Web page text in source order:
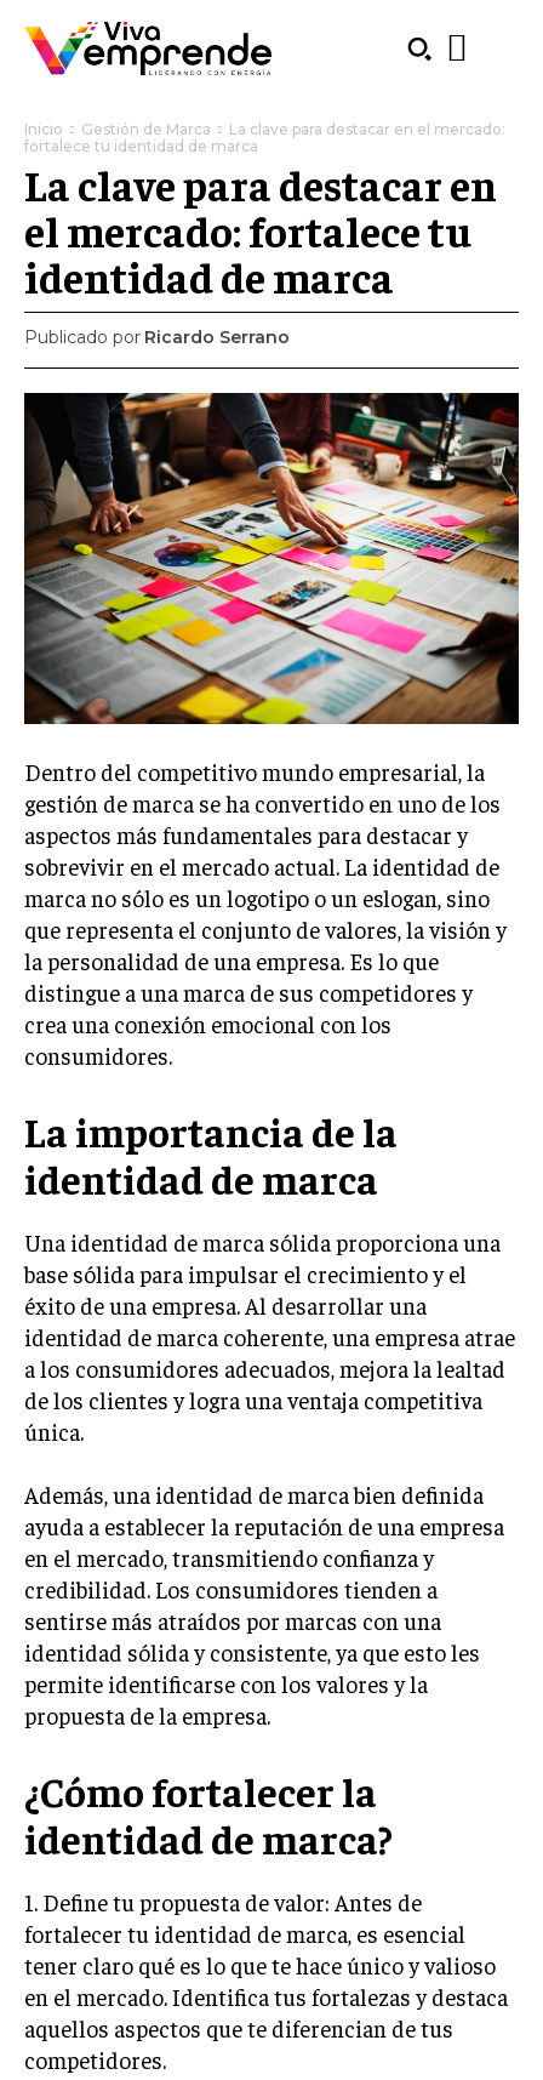
SUBSCRIBE
Welcome to Liberty Case
We have a curated list of the most noteworthy news from all
across the globe. With any subscription plan, you get access
toexclusive articles that let you stay ahead of the curve.
Your Profile
LIFESTYLE
MARKETING
ESTRATEGIAS DE MARKETING
AGENCIAS DE MARKETING
AGENCIAS DE POSICIONAMIENTO WEB SEO
VENTA DE ENLACES
MARKETING DIGITAL
PUBLICIDAD
GESTIÓN DE PRODUCTOS
COMUNICACIÓN CORPORATIVA
GESTIÓN DE MARCA
INVESTIGACIÓN DE MERCADO
ANÁLISIS DE COMPETENCIA
GESTIÓN DE CLIENTES
EMPRENDIMIENTO
INNOVACIÓN EMPRESARIAL
GESTIÓN DEL CAMBIO
LIDERAZGO
HABILIDADES DIRECTIVAS
EMPRENDIMIENTO
PLANIFICACIÓN EMPRESARIAL
Inicio Gestión de Marca
La clave para destacar en el mercado:
fortalece tu identidad de marca
La clave para destacar en
el mercado: fortalece tu
identidad de marca
Publicado por Ricardo Serrano
Dentro del competitivo mundo empresarial, la
gestión de marca se ha convertido en uno de los
aspectos más fundamentales para destacar y
sobrevivir en el mercado actual. La identidad de
marca no sólo es un logotipo o un eslogan, sino
que representa el conjunto de valores, la visión y
la personalidad de una empresa. Es lo que
distingue a una marca de sus competidores y
crea una conexión emocional con los
consumidores.
La importancia de la
identidad de marca
Una identidad de marca sólida proporciona una
base sólida para impulsar el crecimiento y el
éxito de una empresa. Al desarrollar una
identidad de marca coherente, una empresa atrae
a los consumidores adecuados, mejora la lealtad
de los clientes y logra una ventaja competitiva
única.
Además, una identidad de marca bien definida
ayuda a establecer la reputación de una empresa
en el mercado, transmitiendo confianza y
credibilidad. Los consumidores tienden a
sentirse más atraídos por marcas con una
identidad sólida y consistente, ya que esto les
permite identificarse con los valores y la
propuesta de la empresa.
¿Cómo fortalecer la
identidad de marca?
1. Define tu propuesta de valor: Antes de
fortalecer tu identidad de marca, es esencial
tener claro qué es lo que te hace único y valioso
en el mercado. Identifica tus fortalezas y destaca
aquellos aspectos que te diferencian de tus
competidores.